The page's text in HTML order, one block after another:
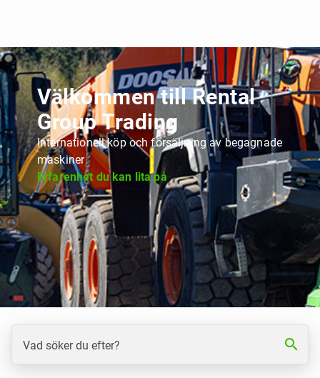
Välkommen till Rental
Group Trading
Internationell köp och försäljning av begagnade
maskiner
Erfarenhet du kan lita på
Vad söker du efter? search